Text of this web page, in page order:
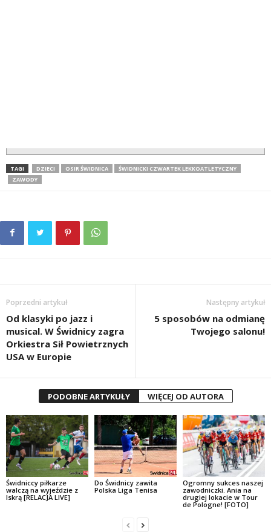
TAGI DZIECI OSIR ŚWIDNICA
ŚWIDNICKI CZWARTEK LEKKOATLETYCZNY
ZAWODY
Poprzedni artykuł
Od klasyki po jazz i
musical. W Świdnicy zagra
Orkiestra Sił Powietrznych
USA w Europie
Następny artykuł
5 sposobów na odmianę
Twojego salonu!
PODOBNE ARTYKUŁY WIĘCEJ OD AUTORA
Świdniccy piłkarze
walczą na wyjeździe z
Iskrą [RELACJA LIVE]
Do Świdnicy zawita
Polska Liga Tenisa
Ogromny sukces naszej
zawodniczki. Ania na
drugiej lokacie w Tour
de Pologne! [FOTO]